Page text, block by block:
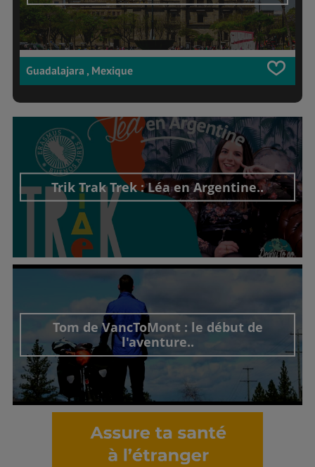
Guadalajara , Mexique
Trik Trak Trek : Léa en Argentine..
Découvrir cet interview
Tom de VancToMont : le début de
l'aventure..
Découvrir cet interview